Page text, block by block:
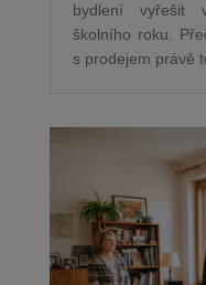
bydlení vyřešit
školního roku.
s prodejem právě